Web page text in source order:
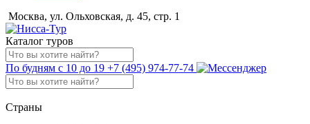
Москва, ул. Ольховская, д. 45, стр. 1
Каталог туров
По будням с 10 до 19 +7 (495) 974-77-74
Страны